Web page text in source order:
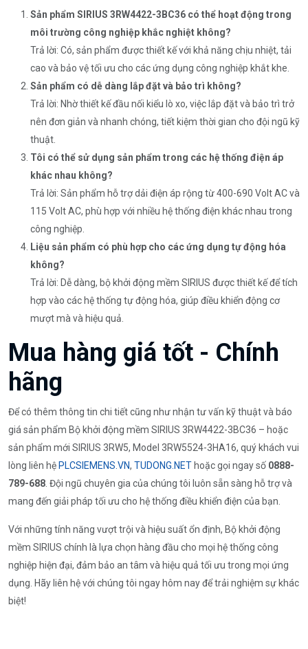
Sản phẩm SIRIUS 3RW4422-3BC36 có thể hoạt động trong
môi trường công nghiệp khắc nghiệt không?
Trả lời: Có, sản phẩm được thiết kế với khả năng chịu nhiệt, tải
cao và bảo vệ tối ưu cho các ứng dụng công nghiệp khắt khe.
Sản phẩm có dễ dàng lắp đặt và bảo trì không?
Trả lời: Nhờ thiết kế đầu nối kiểu lò xo, việc lắp đặt và bảo trì trở
nên đơn giản và nhanh chóng, tiết kiệm thời gian cho đội ngũ kỹ
thuật.
Tôi có thể sử dụng sản phẩm trong các hệ thống điện áp
khác nhau không?
Trả lời: Sản phẩm hỗ trợ dải điện áp rộng từ 400-690 Volt AC và
115 Volt AC, phù hợp với nhiều hệ thống điện khác nhau trong
công nghiệp.
Liệu sản phẩm có phù hợp cho các ứng dụng tự động hóa
không?
Trả lời: Dễ dàng, bộ khởi động mềm SIRIUS được thiết kế để tích
hợp vào các hệ thống tự động hóa, giúp điều khiển động cơ
mượt mà và hiệu quả.
Mua hàng giá tốt - Chính
hãng
Để có thêm thông tin chi tiết cũng như nhận tư vấn kỹ thuật và báo
giá sản phẩm Bộ khởi động mềm SIRIUS 3RW4422-3BC36 – hoặc
sản phẩm mới SIRIUS 3RW5, Model 3RW5524-3HA16, quý khách vui
lòng liên hệ PLCSIEMENS.VN, TUDONG.NET hoặc gọi ngay số 0888-
789-688 . Đội ngũ chuyên gia của chúng tôi luôn sẵn sàng hỗ trợ và
mang đến giải pháp tối ưu cho hệ thống điều khiển điện của bạn.
Với những tính năng vượt trội và hiệu suất ổn định, Bộ khởi động
mềm SIRIUS chính là lựa chọn hàng đầu cho mọi hệ thống công
nghiệp hiện đại, đảm bảo an tâm và hiệu quả tối ưu trong mọi ứng
dụng. Hãy liên hệ với chúng tôi ngay hôm nay để trải nghiệm sự khác
biệt!